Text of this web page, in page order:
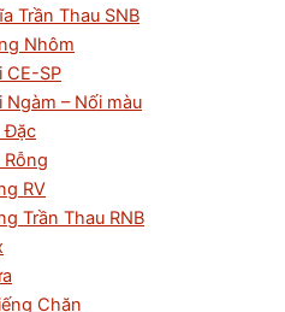
Trần Thau SNB
Nhôm
CE-SP
– Nối màu
Đặc
RV
Trần Thau RNB
Chặn